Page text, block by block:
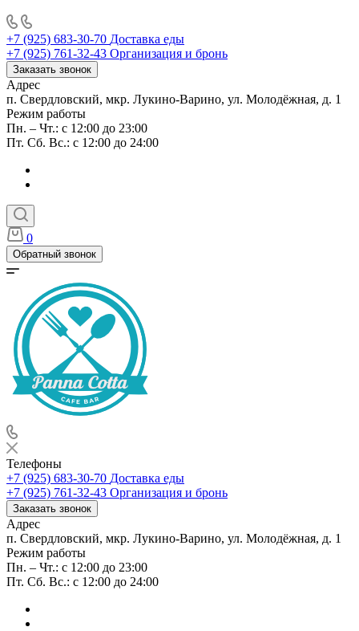
+7 (925) 683-30-70 Доставка еды
+7 (925) 761-32-43 Организация и бронь
Заказать звонок
Адрес
п. Свердловский, мкр. Лукино-Варино, ул. Молодёжная, д. 1
Режим работы
Пн. – Чт.: с 12:00 до 23:00
Пт. Сб. Вс.: с 12:00 до 24:00
0
Обратный звонок
Телефоны
+7 (925) 683-30-70 Доставка еды
+7 (925) 761-32-43 Организация и бронь
Заказать звонок
Адрес
п. Свердловский, мкр. Лукино-Варино, ул. Молодёжная, д. 1
Режим работы
Пн. – Чт.: с 12:00 до 23:00
Пт. Сб. Вс.: с 12:00 до 24:00